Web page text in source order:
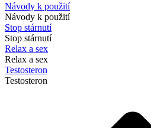
Návody k použití
Návody k použití
Stop stárnutí
Stop stárnutí
Relax a sex
Relax a sex
Testosteron
Testosteron